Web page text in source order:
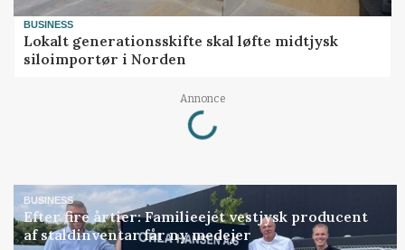
BUSINESS
Lokalt generationsskifte skal løfte midtjysk
siloimportør i Norden
Annonce
Loading...
BUSINESS
Efter fire årtier: Familieejet vestjysk producent
af staldinventar får ny medejer